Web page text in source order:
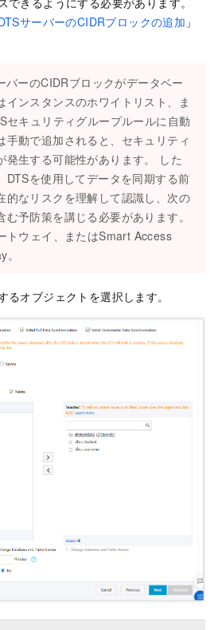
サーバーのCIDRブロックの追加 」
バーのCIDRブロックがデータベー
インスタンスのホワイトリスト、ま
セキュリティグループルールに自動
手動で追加されると、セキュリティ
発生する可能性があります。 した
DTSを使用してデータを同期する前
的なリスクを理解して認識し、次の
む予防策を講じる必要があります。
トウェイ、またはSmart Access
るオブジェクトを選択します。